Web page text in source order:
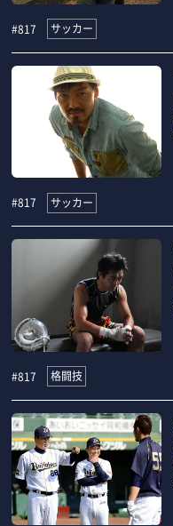
#817 サッカー
#817 サッカー
#817 格闘技